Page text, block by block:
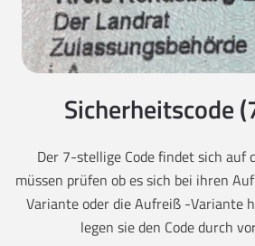
Sicherheitscode
Der 7-stellige Code findet sich
müssen prüfen ob es sich bei ihren
Variante oder die Aufreiß -Variante
legen sie den Code durch